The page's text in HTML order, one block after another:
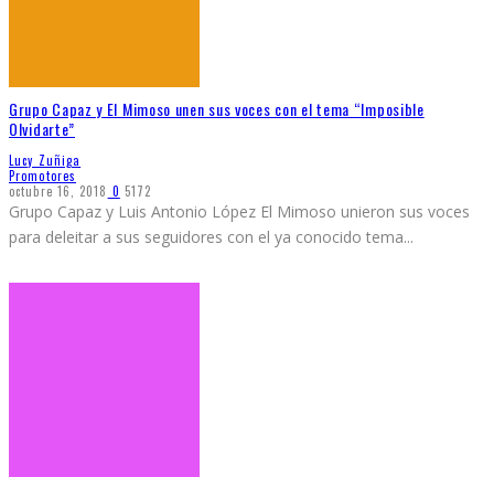
Grupo Capaz y El Mimoso unen sus voces con el tema “Imposible
Olvidarte”
Lucy Zuñiga
Promotores
octubre 16, 2018 0 5172
Grupo Capaz y Luis Antonio López El Mimoso unieron sus voces
para deleitar a sus seguidores con el ya conocido tema...